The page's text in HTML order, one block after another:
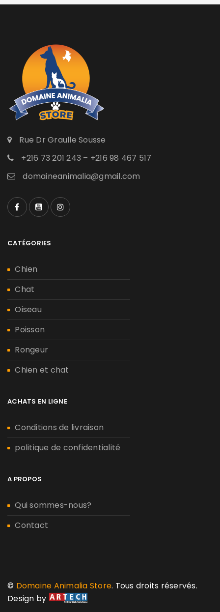
Rue Dr Graulle Sousse
+216 73 201 243 – +216 98 467 517
domaineanimalia@gmail.com
CATÉGORIES
Chien
Chat
Oiseau
Poisson
Rongeur
Chien et chat
ACHATS EN LIGNE
Conditions de livraison
politique de confidentialité
A PROPOS
Qui sommes-nous?
Contact
© Domaine Animalia Store. Tous droits réservés.
Design by